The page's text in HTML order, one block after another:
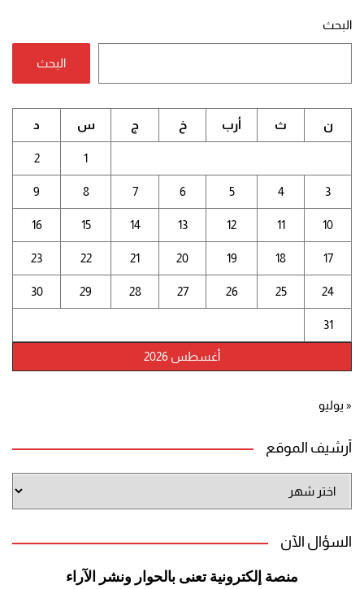
البحث
البحث
أغسطس 2026
ن ث أرب خ ج س د
1
2
3
4
5
6
7
8
9
10
11
12
13
14
15
16
17
18
19
20
21
22
23
24
25
26
27
28
29
30
31
« يوليو
أرشيف الموقع
الموقع
السؤال الآن
منصة إلكترونية تعنى بالحوار ونشر الآراء